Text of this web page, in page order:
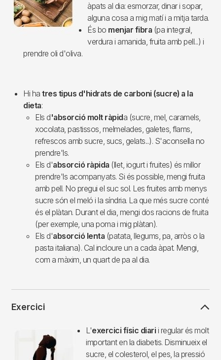
àpats al dia: esmorzar, dinar i sopar,
alguna cosa a mig matí i a mitja tarda.
És bo menjar fibra (pa integral,
verdura i amanida, fruita amb pell...) i
prendre oli d'oliva.
Hi ha tres tipus d'hidrats de carboni (sucre) a la
dieta:
Els d'absorció molt ràpida (sucre, mel, caramels,
xocolata, pastissos, melmelades, galetes, flams,
refrescos amb sucre, sucs, gelats...). S'aconsella no
prendre'ls.
Els d'absorció ràpida (llet, iogurt i fruites) és millor
prendre'ls acompanyats. Si és possible, mengi fruita
amb pell. No pregui el suc sol. Les fruites amb menys
sucre són el meló i la síndria. La que més sucre conté
és el plàtan. Durant el dia, mengi dos racions de fruita
(per exemple, una poma i mig plàtan).
Els d'absorció lenta (patata, llegums, pa, arròs o la
pasta italiana). Cal incloure un a cada àpat. Mengi,
com a màxim, un quart de pa al dia.
Exercici
L'exercici físic diari i regular és molt
important en la diabetis. Disminueix el
sucre, el colesterol, el pes, la pressió